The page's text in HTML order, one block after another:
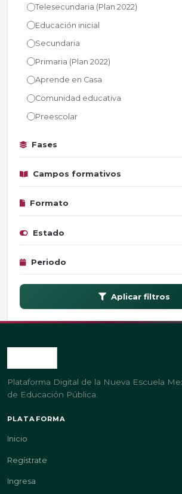
Telesecundaria (Plan 2022)
Educación inicial
Secundaria
Primaria (Plan 2022)
Aprende en Casa
Comunidad educativa
Preescolar
Fases
Campos formativos
Formato
Estado
Periodo
Aplicar filtros
Plataforma Digital de la Nueva Escuela
de Educación Pública.
PLATAFORMA
Inicio
Regístrate
Ingresa